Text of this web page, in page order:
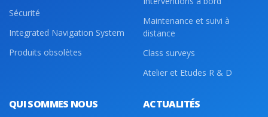
Sécurité
Integrated Navigation System
Produits obsolètes
Maintenance et suivi à
distance
Class surveys
Atelier et Etudes R & D
QUI SOMMES NOUS ACTUALITÉS